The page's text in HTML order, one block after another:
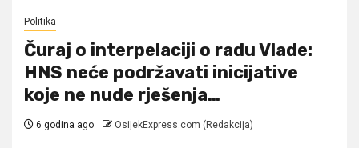
Politika
Čuraj o interpelaciji o radu Vlade:
HNS neće podržavati inicijative
koje ne nude rješenja…
6 godina ago OsijekExpress.com (Redakcija)